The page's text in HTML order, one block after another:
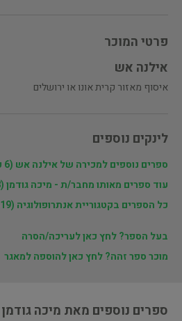
פרטי המוכר
אילנה אש
איסוף מאזור קרית אונו או ירושלים
לינקים נוספים
ספרים נוספים למכירה של אילנה אש (6 כותרים)
עוד ספרים מאותו מחבר/ת - מיכה גודמן (28 כותרים)
כל הספרים בקטגוריית אנתרופולוגיה (319 כותרים)
בעל הספר? לחץ כאן לעריכה/הסרה
מוכר ספר זהה? לחץ כאן להוספה למאגר
ספרים נוספים מאת מיכה גודמן